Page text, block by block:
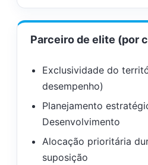
Parceiro de elite (por
Exclusividade do
desempenho)
Planejamento
Desenvolvimento
Alocação prioritária
suposição